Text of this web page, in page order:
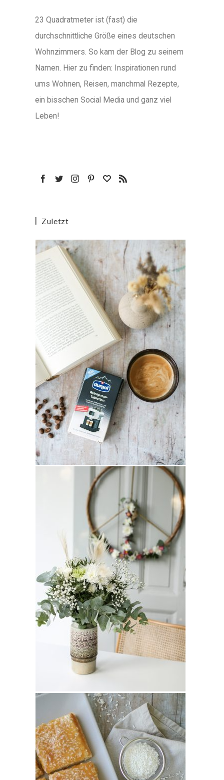
23 Quadratmeter ist (fast) die
durchschnittliche Größe eines deutschen
Wohnzimmers. So kam der Blog zu seinem
Namen. Hier zu finden: Inspirationen rund
ums Wohnen, Reisen, manchmal Rezepte,
ein bisschen Social Media und ganz viel
Leben!
Zuletzt